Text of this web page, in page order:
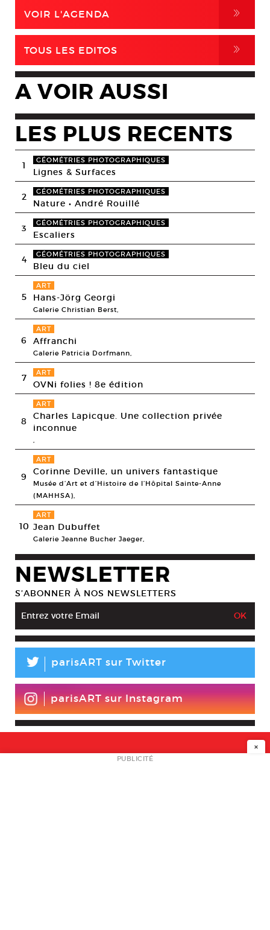
VOIR L'AGENDA ,
TOUS LES EDITOS ,
A VOIR AUSSI
LES PLUS RECENTS
1 GÉOMÉTRIES PHOTOGRAPHIQUES
Lignes & Surfaces
2 GÉOMÉTRIES PHOTOGRAPHIQUES
Nature • André Rouillé
3 GÉOMÉTRIES PHOTOGRAPHIQUES
Escaliers
4 GÉOMÉTRIES PHOTOGRAPHIQUES
Bleu du ciel
5
ART
Hans-Jörg Georgi
Galerie Christian Berst,
6
ART
Affranchi
Galerie Patricia Dorfmann,
7 ART
OVNi folies ! 8e édition
8
ART
Charles Lapicque. Une collection privée
inconnue
,
9
ART
Corinne Deville, un univers fantastique
Musée d’Art et d’Histoire de l’Hôpital Sainte-Anne
(MAHHSA),
10
ART
Jean Dubuffet
Galerie Jeanne Bucher Jaeger,
NEWSLETTER
S’ABONNER À NOS NEWSLETTERS
L parisART sur Twitter
parisART sur Instagram
NEWSLETTER
×
PUBLICITÉ